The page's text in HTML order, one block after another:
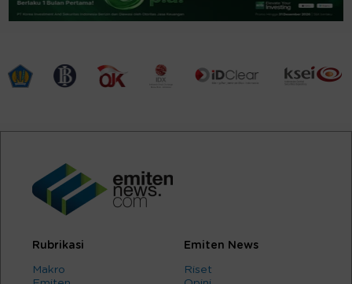
Rubrikasi
Makro
Emiten News
Riset